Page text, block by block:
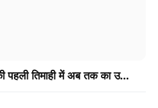
पहली तिमाही में अब तक का उ...